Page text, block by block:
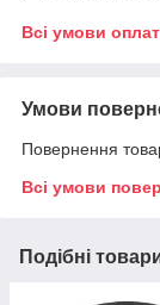
Всі умови
Умови
Повернення
Всі умови
Подібні